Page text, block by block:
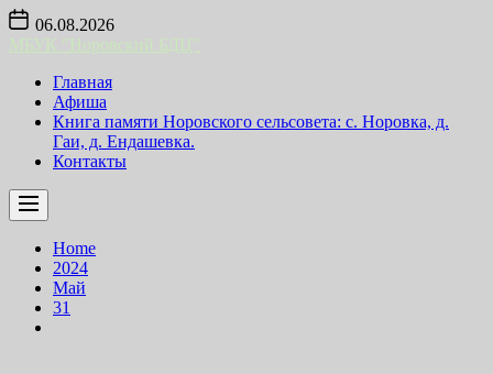
Skip
content
06.08.2026
Главная
Афиша
Книга памяти Норовского сельсовета: с. Норовка, д.
Гаи, д. Ендашевка.
Контакты
Home
2024
Май
31